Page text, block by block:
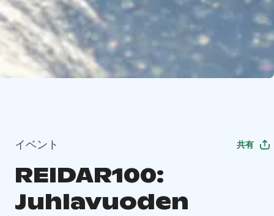
イベント 共有
REIDAR100:
Juhlavuoden